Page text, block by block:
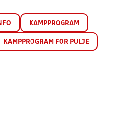
KAMPPROGRAM
KAMPPROGRAM FOR PULJE